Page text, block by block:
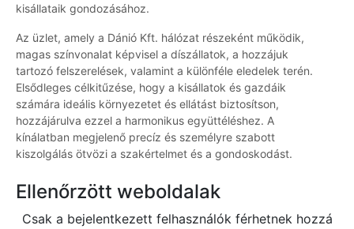
kisállataik gondozásához.
Az üzlet, amely a Dánió Kft. hálózat részeként működik,
magas színvonalat képvisel a díszállatok, a hozzájuk
tartozó felszerelések, valamint a különféle eledelek terén.
Elsődleges célkitűzése, hogy a kisállatok és gazdáik
számára ideális környezetet és ellátást biztosítson,
hozzájárulva ezzel a harmonikus együttéléshez. A
kínálatban megjelenő precíz és személyre szabott
kiszolgálás ötvözi a szakértelmet és a gondoskodást.
Ellenőrzött weboldalak
Csak a bejelentkezett felhasználók férhetnek hozzá